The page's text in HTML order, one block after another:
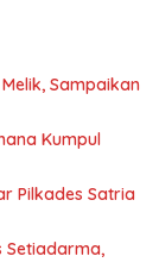
Sampaikan
Kumpul
Pilkades Satria
Setiadarma,